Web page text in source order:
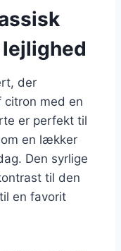
der
citron med en
er perfekt til
en lækker
Den syrlige
til den
en favorit